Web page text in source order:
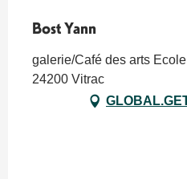
Bost Yann
galerie/Café des arts
24200 Vitrac